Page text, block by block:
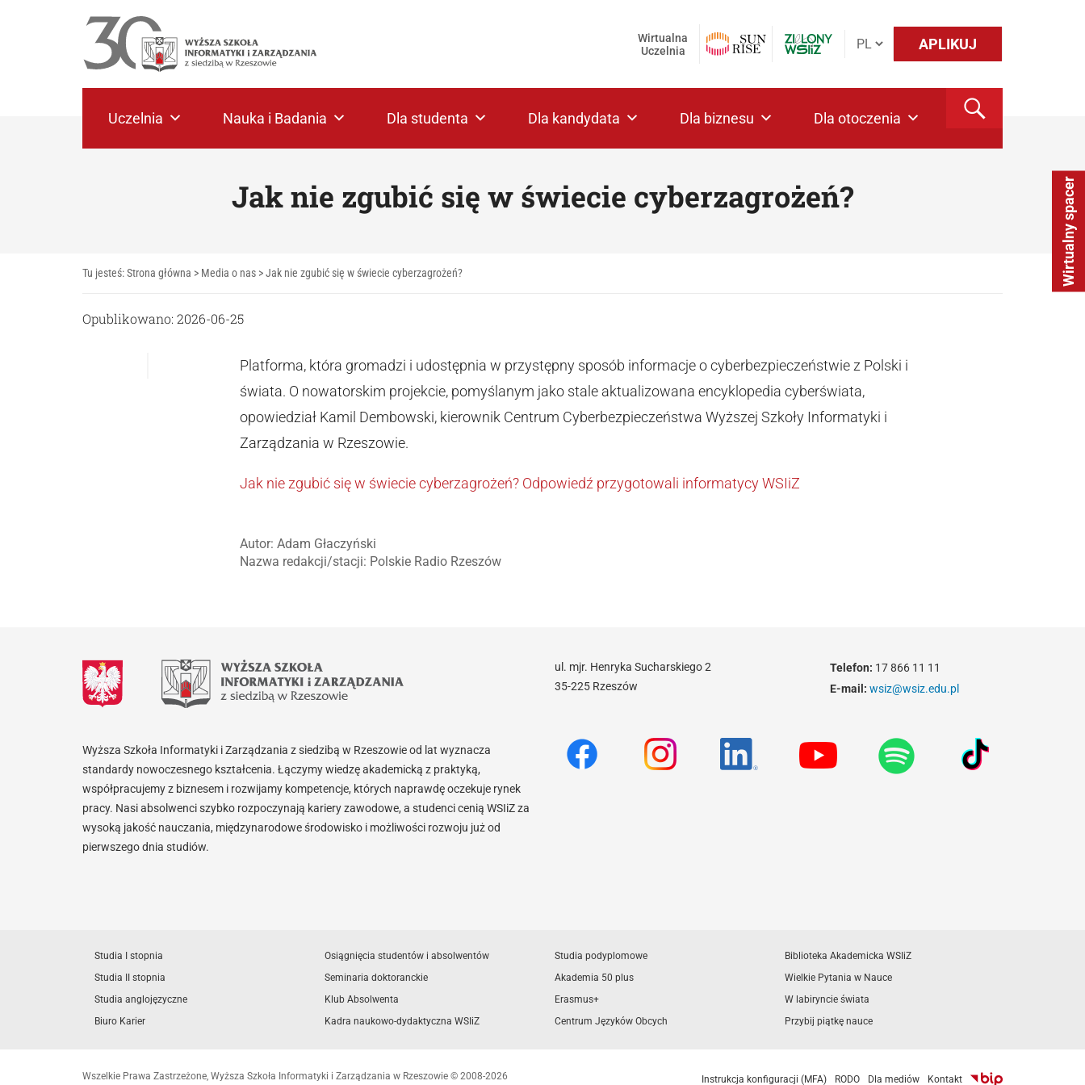
Wirtualny spacer
APLIKUJ
Wirtualna
Uczelnia
Uczelnia Nauka i Badania Dla studenta Dla kandydata Dla biznesu Dla otoczenia
Jak nie zgubić się w świecie cyberzagrożeń?
Tu jesteś:Strona główna > Media o nas >Jak nie zgubić się w świecie cyberzagrożeń?
Opublikowano: 2026-06-25
Platforma, która gromadzi i udostępnia w przystępny sposób informacje o cyberbezpieczeństwie z Polski i
świata. O nowatorskim projekcie, pomyślanym jako stale aktualizowana encyklopedia cyberświata,
opowiedział Kamil Dembowski, kierownik Centrum Cyberbezpieczeństwa Wyższej Szkoły Informatyki i
Zarządzania w Rzeszowie.
Jak nie zgubić się w świecie cyberzagrożeń? Odpowiedź przygotowali informatycy WSIiZ
Autor: Adam Głaczyński
Nazwa redakcji/stacji: Polskie Radio Rzeszów
Wyższa Szkoła Informatyki i Zarządzania z siedzibą w Rzeszowie od lat wyznacza
standardy nowoczesnego kształcenia. Łączymy wiedzę akademicką z praktyką,
współpracujemy z biznesem i rozwijamy kompetencje, których naprawdę oczekuje rynek
pracy. Nasi absolwenci szybko rozpoczynają kariery zawodowe, a studenci cenią WSIiZ za
wysoką jakość nauczania, międzynarodowe środowisko i możliwości rozwoju już od
pierwszego dnia studiów.
ul. mjr. Henryka Sucharskiego 2
35-225 Rzeszów
Telefon: 17 866 11 11
E-mail: wsiz@wsiz.edu.pl
Studia I stopnia
Studia II stopnia
Studia anglojęzyczne
Biuro Karier
Osiągnięcia studentów i absolwentów
Seminaria doktoranckie
Klub Absolwenta
Kadra naukowo-dydaktyczna WSIiZ
Studia podyplomowe
Akademia 50 plus
Erasmus+
Centrum Języków Obcych
Biblioteka Akademicka WSIiZ
Wielkie Pytania w Nauce
W labiryncie świata
Przybij piątkę nauce
Wszelkie Prawa Zastrzeżone, Wyższa Szkoła Informatyki i Zarządzania w Rzeszowie © 2008-2026 Instrukcja konfiguracji (MFA) RODO Dla mediów Kontakt